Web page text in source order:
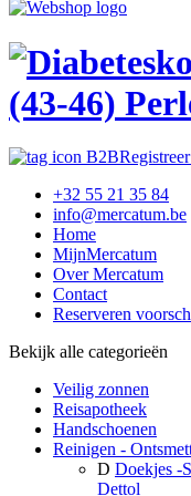
(43-46)
+32 55 21 35 84
info@mercatum.be
Home
MijnMercatum
Over Mercatum
Contact
Reserveren
Bekijk alle categorieën
Veilig zonnen
Reisapotheek
Handschoenen
Reinigen -
D Doekjes -
Dettol